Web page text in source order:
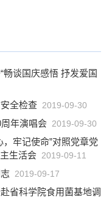
畅谈国庆感悟 抒发爱国
全检查 2019-09-30
年演唱会 2019-09-30
牢记使命”对照党章党
生活会 2019-09-11
2019-09-17
省科学院食用菌基地调